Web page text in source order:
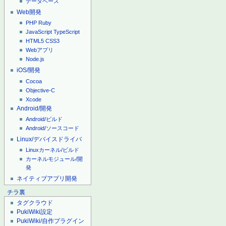
データベース
Web開発
PHP Ruby
JavaScript TypeScript
HTML5 CSS3
Webアプリ
Node.js
iOS/開発
Cocoa
Objective-C
Xcode
Android/開発
Android/ビルド
Android/ソースコード
Linux/デバイスドライバ
Linuxカーネル/ビルド
カーネルモジュール/開
発
ネイティブアプリ開発
チラ裏
タグクラウド
PukiWiki設定
PukiWiki/自作プラグイン